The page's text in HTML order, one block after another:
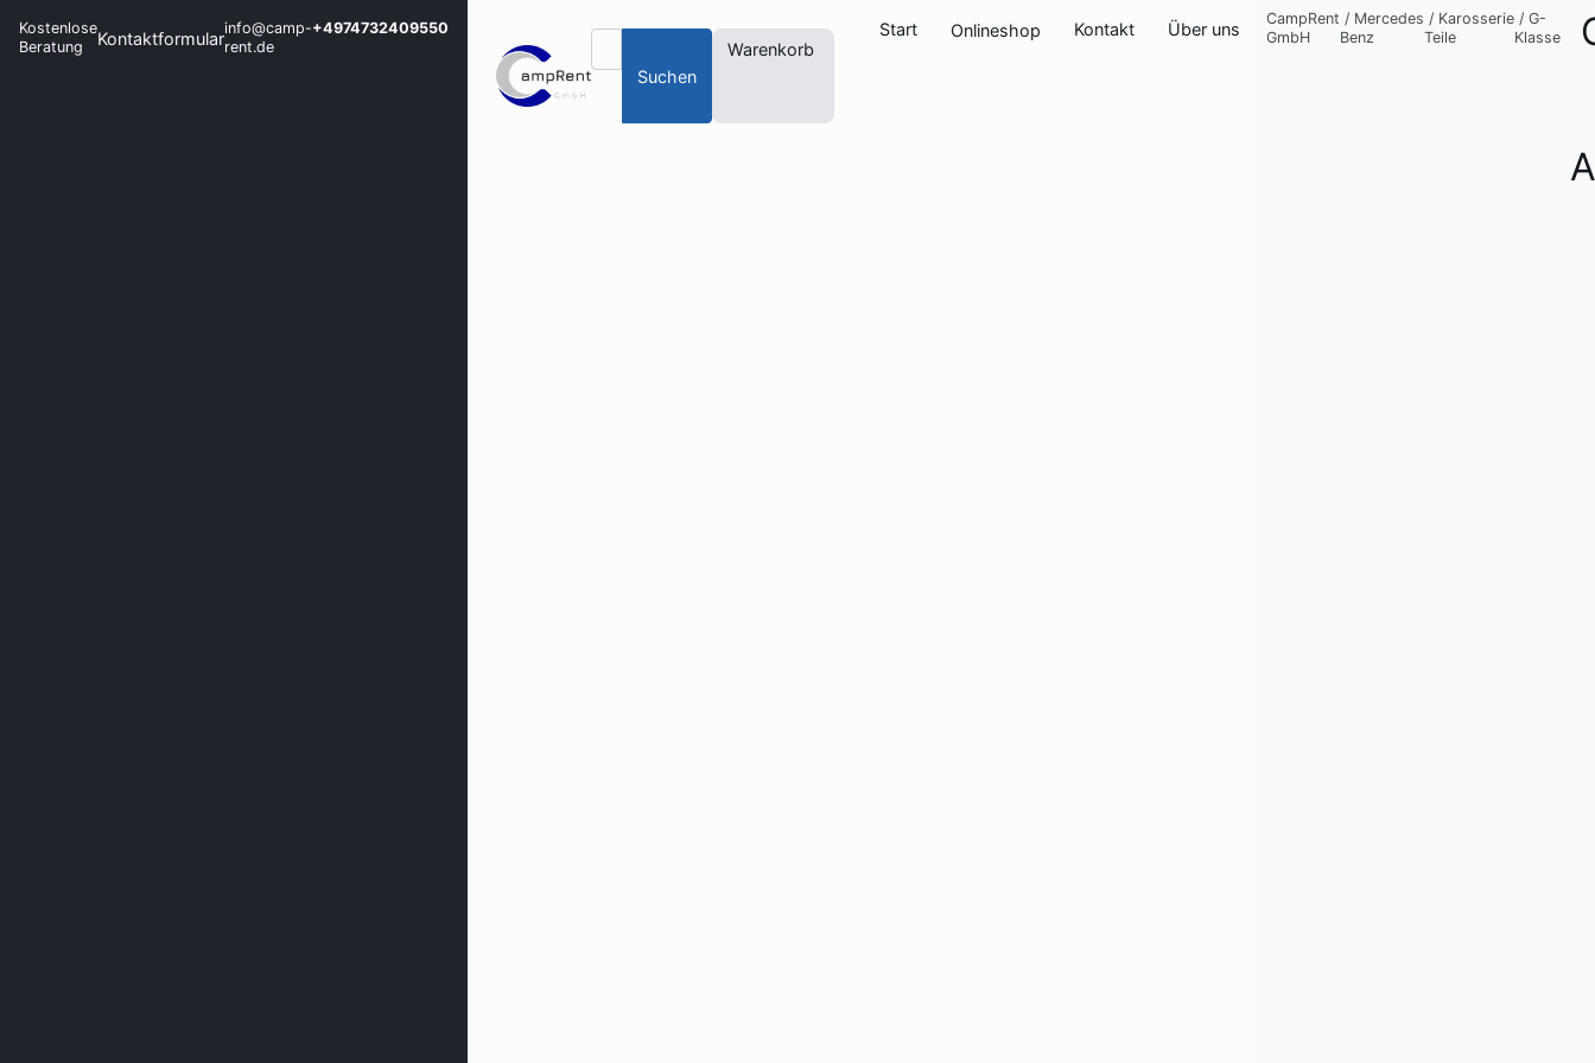
Kostenlose
Beratung
Kontaktformularinfo@camp-
rent.de
+4974732409550
Suchen
Warenkorb
Start Onlineshop Kontakt Über uns
CampRent
GmbH
/ Mercedes
Benz
/ Karosserie
Teile
/ G-
Klasse